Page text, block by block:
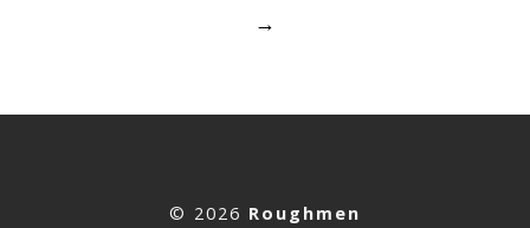
→
© 2026 Roughmen